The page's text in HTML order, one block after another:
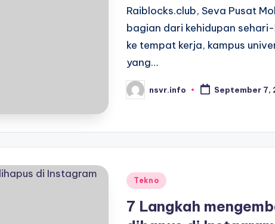
Raiblocks.club, Seva Pusat
bagian dari kehidupan
ke tempat kerja, kampus
yang…
Posted
by
nsvr.info September 7,
Posted
Tekno
7 Langkah